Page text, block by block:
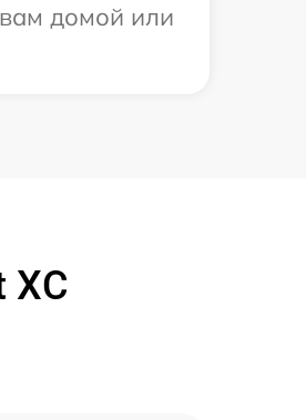
домой или
XC